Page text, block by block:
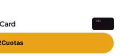
Cuotas